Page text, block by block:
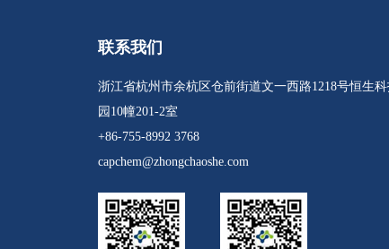
联系我们
浙江省杭州市余杭区仓前街道文一西路1218号恒生
园10幢201-2室
+86-755-8992 3768
capchem@zhongchaoshe.com